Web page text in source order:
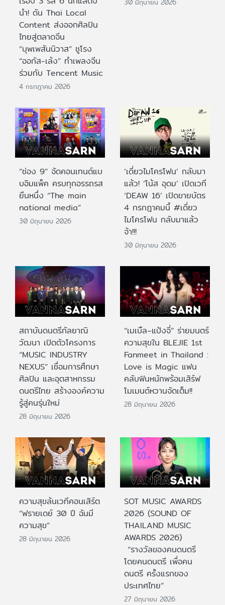
นำ! ดัน Thai Local
Content ส่งออกศิลปิน
ไทยสู่ตลาดจีน
“บุพเพสันนิวาส” ชูโรง
“ออกัส-เล้ง” ทำเพลงจีน
ร่วมกับ Tencent Music
4 กรกฎาคม 2026
“ช่อง 9” จัดคอนเทนต์แบ
บอิมแพ็ค ครบทุกอรรถรส
ยืนหนึ่ง “The main
national media”
30 มิถุนายน 2026
‘เดี่ยวไมโครโฟน’ กลับมา
แล้ว! ‘โน้ส อุดม’ เปิดเวที
‘DEAW 16’ เปิดขายบัตร
4 กรกฎาคมนี้ #เดี่ยว
ไมโครโฟน กลับมาแล้ว
จ้า!!!
30 มิถุนายน 2026
สถาบันดนตรีกัลยาณิ
วัฒนา เปิดตัวโครงการ
“MUSIC INDUSTRY
NEXUS” เชื่อมการศึกษา
ศิลปิน และอุตสาหกรรม
ดนตรีไทย สร้างองค์ความ
รู้สู่คนรุ่นใหม่
28 มิถุนายน 2026
“เมเบิ้ล–แป้งจี่” ร่ายมนตร์
ความสุขใน BLEJIE 1st
Fanmeet in Thailand :
Love is Magic แฟน
คลับฟินหนักพร้อมเสิร์ฟ
โมเมนต์หวานจัดเต็ม!!
28 มิถุนายน 2026
ความสุขล้นเวทีคอนเสิร์ต
“ฟรายเดย์ 30 ปี ฉันมี
ความสุข”
28 มิถุนายน 2026
SOT MUSIC AWARDS
2026 (SOUND OF
THAILAND MUSIC
AWARDS 2026)
“รางวัลของคนดนตรี
โดยคนดนตรี เพื่อคน
ดนตรี ครั้งแรกของ
ประเทศไทย”
27 มิถุนายน 2026